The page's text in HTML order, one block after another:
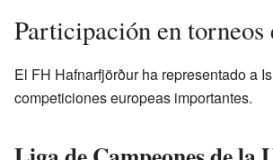
Participación en torneos
El FH Hafnarfjörður ha representado a
competiciones europeas importantes.